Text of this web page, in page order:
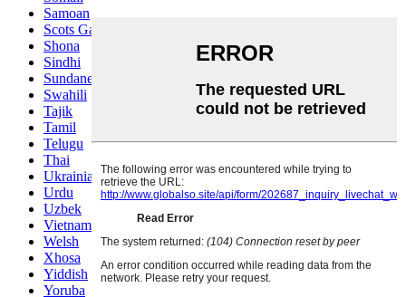
Samoan
Scots Gaelic
Shona
Sindhi
Sundanese
Swahili
Tajik
Tamil
Telugu
Thai
Ukrainian
Urdu
Uzbek
Vietnamese
Welsh
Xhosa
Yiddish
Yoruba